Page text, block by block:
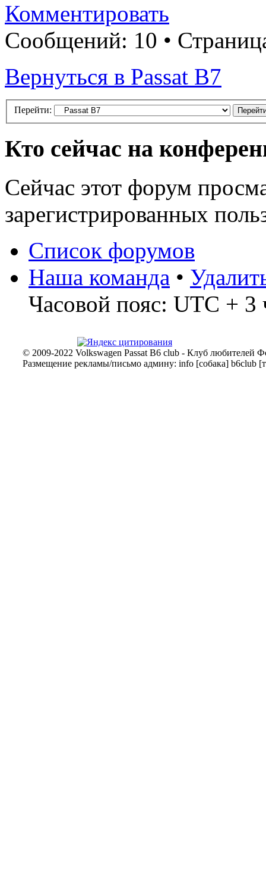
Комментировать
Сообщений: 10 •
Вернуться в Passat B7
Перейти:
Кто сейчас на
Сейчас этот форум
зарегистрированных
Список форумов
Наша команда •
Часовой пояс: UTC + 3
© 2009-2022 Volkswagen Passat B6 club - Клуб любителей
Размещение рекламы/письмо админу: info [собака] b6club